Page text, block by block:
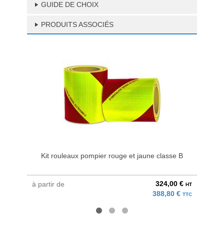
GUIDE DE CHOIX
PRODUITS ASSOCIÉS
Kit rouleaux pompier rouge et jaune classe B
à partir de 324,00 € HT
388,80 € TTC